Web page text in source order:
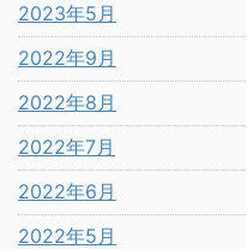
2023年5月
2022年9月
2022年8月
2022年7月
2022年6月
2022年5月